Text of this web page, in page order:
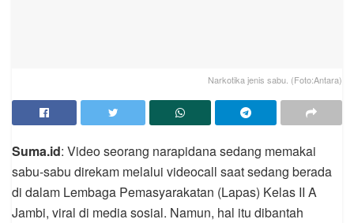
Narkotika jenis sabu. (Foto:Antara)
Suma.id: Video seorang narapidana sedang memakai
sabu-sabu direkam melalui videocall saat sedang berada
di dalam Lembaga Pemasyarakatan (Lapas) Kelas II A
Jambi, viral di media sosial. Namun, hal itu dibantah